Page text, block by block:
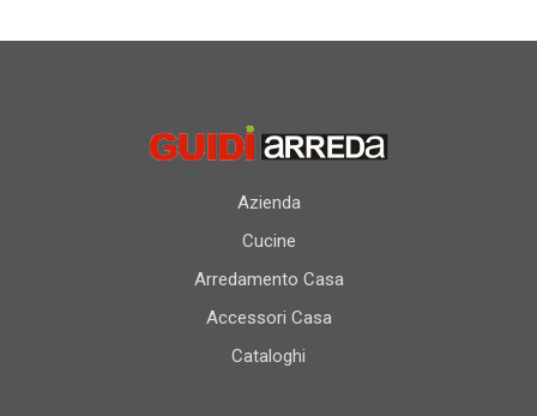
Azienda
Cucine
Arredamento Casa
Accessori Casa
Cataloghi